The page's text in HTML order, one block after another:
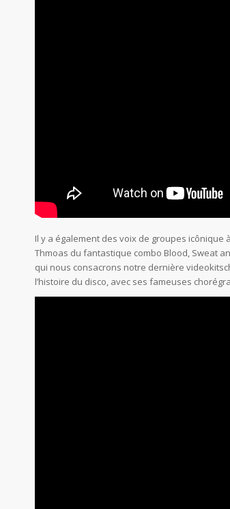
Il y a également des voix de groupes
Thmoas du fantastique combo Blood, Sweat
qui nous consacrons notre dernière
l’histoire du disco, avec ses fameuses